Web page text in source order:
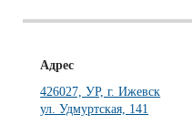
Адрес
426027, УР, г. Ижевск
ул. Удмуртская, 141